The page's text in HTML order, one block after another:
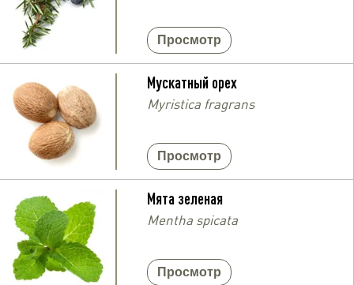
Просмотр
Мускатный орех
Myristica fragrans
Просмотр
Мята зеленая
Mentha spicata
Просмотр